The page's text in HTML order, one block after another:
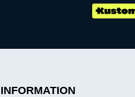
INFORMATION